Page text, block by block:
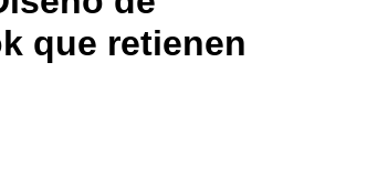
que retienen